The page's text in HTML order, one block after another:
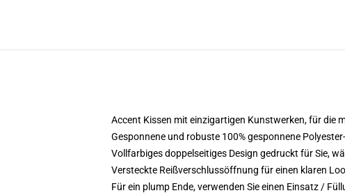
Accent Kissen mit einzigartigen Kunstwerken, für die
Gesponnene und robuste 100% gesponnene
Vollfarbiges doppelseitiges Design gedruckt für Sie,
Versteckte Reißverschlussöffnung für einen klaren
Für ein plump Ende, verwenden Sie einen Einsatz /